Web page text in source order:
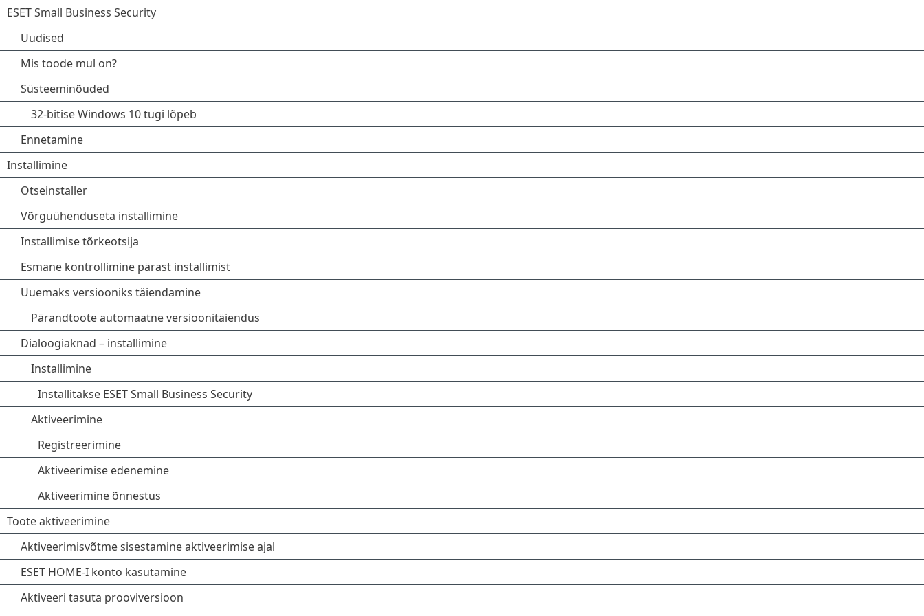
ESET Small Business Security
Uudised
Mis toode mul on?
Süsteeminõuded
32-bitise Windows 10 tugi lõpeb
Ennetamine
Installimine
Otseinstaller
Võrguühenduseta installimine
Installimise tõrkeotsija
Esmane kontrollimine pärast installimist
Uuemaks versiooniks täiendamine
Pärandtoote automaatne versioonitäiendus
Dialoogiaknad – installimine
Installimine
Installitakse ESET Small Business Security
Aktiveerimine
Registreerimine
Aktiveerimise edenemine
Aktiveerimine õnnestus
Toote aktiveerimine
Aktiveerimisvõtme sisestamine aktiveerimise ajal
ESET HOME-I konto kasutamine
Aktiveeri tasuta prooviversioon